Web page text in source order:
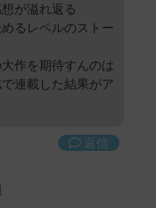
が溢れ返る
るレベルのストー
作を期待すんのは
連載した結果がア
返信